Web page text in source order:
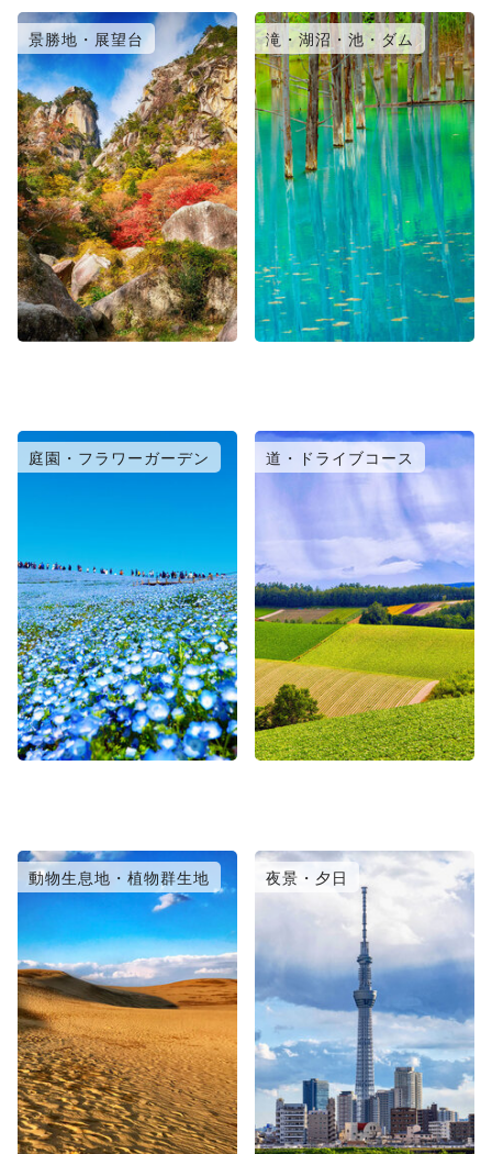
景勝地・展望台 滝・湖沼・池・ダム
庭園・フラワーガーデン 道・ドライブコース
動物生息地・植物群生地 夜景・夕日